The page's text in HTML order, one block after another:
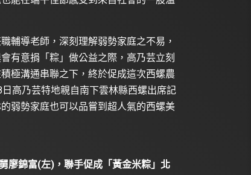
輔導老師，深刻理解弱勢家庭之不易，
有意捐「粽」做公益之際，高乃芸立刻
極溝通串聯之下，終於促成這次西螺農
高乃芸特地親自南下雲林縣西螺出席記
弱勢家庭也可以品嘗到超人氣的西螺美
廖錦富(左)，聯手促成「黃金米粽」北